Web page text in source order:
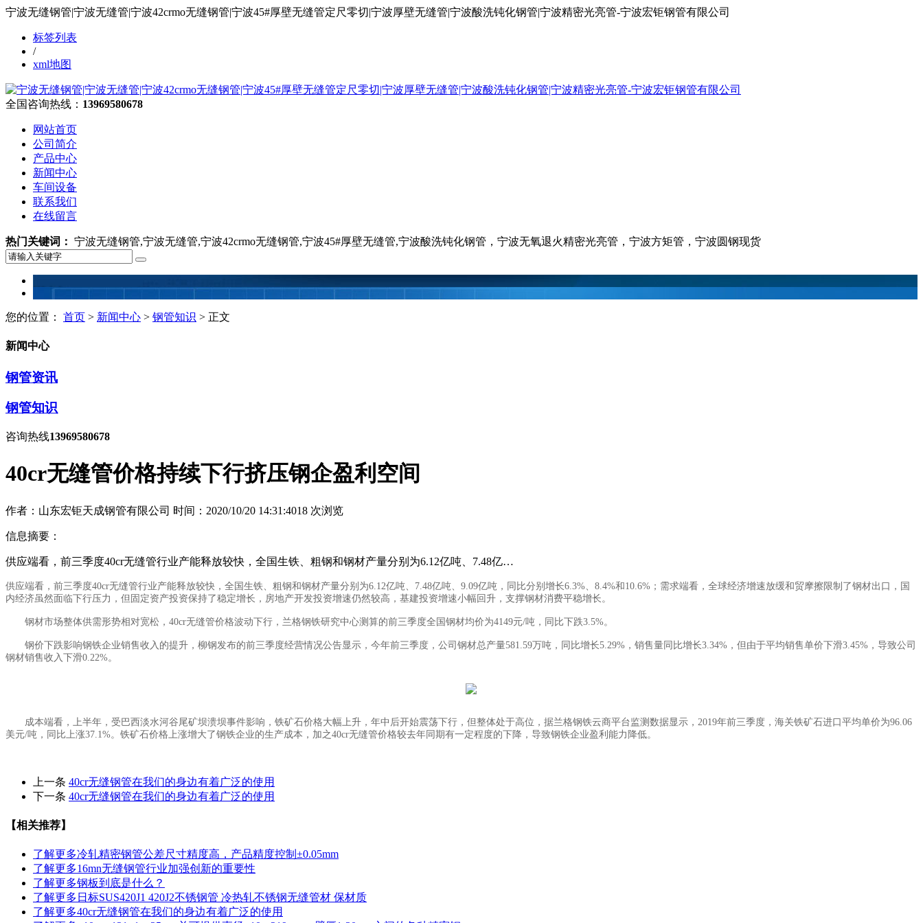
宁波无缝钢管|宁波无缝管|宁波42crmo无缝钢管|宁波45#厚壁无缝管定尺零切|宁波厚壁无缝管|宁波酸洗钝化钢管|宁波精密光亮管-宁波宏钜钢管有限公司
标签列表
/
xml地图
全国咨询热线： 13969580678
网站首页
公司简介
产品中心
新闻中心
车间设备
联系我们
在线留言
热门关键词： 宁波无缝钢管,宁波无缝管,宁波42crmo无缝钢管,宁波45#厚壁无缝管,宁波酸洗钝化钢管，宁波无氧退火精密光亮管，宁波方矩管，宁波圆钢现货
您的位置： 首页 > 新闻中心 > 钢管知识 > 正文
新闻中心
钢管资讯
钢管知识
咨询热线13969580678
40cr无缝管价格持续下行挤压钢企盈利空间
作者：山东宏钜天成钢管有限公司 时间：2020/10/20 14:31:4018 次浏览
信息摘要：
供应端看，前三季度40cr无缝管行业产能释放较快，全国生铁、粗钢和钢材产量分别为6.12亿吨、7.48亿…
供应端看，前三季度40cr无缝管行业产能释放较快，全国生铁、粗钢和钢材产量分别为6.12亿吨、7.48亿吨、9.09亿吨，同比分别增长6.3%、8.4%和10.6%；需求端看，全球经济增速放缓和贸摩擦限制了钢材出口，国
内经济虽然面临下行压力，但固定资产投资保持了稳定增长，房地产开发投资增速仍然较高，基建投资增速小幅回升，支撑钢材消费平稳增长。
钢材市场整体供需形势相对宽松，40cr无缝管价格波动下行，兰格钢铁研究中心测算的前三季度全国钢材均价为4149元/吨，同比下跌3.5%。
钢价下跌影响钢铁企业销售收入的提升，柳钢发布的前三季度经营情况公告显示，今年前三季度，公司钢材总产量581.59万吨，同比增长5.29%，销售量同比增长3.34%，但由于平均销售单价下滑3.45%，导致公司
钢材销售收入下滑0.22%。
成本端看，上半年，受巴西淡水河谷尾矿坝溃坝事件影响，铁矿石价格大幅上升，年中后开始震荡下行，但整体处于高位，据兰格钢铁云商平台监测数据显示，2019年前三季度，海关铁矿石进口平均单价为96.06
美元/吨，同比上涨37.1%。铁矿石价格上涨增大了钢铁企业的生产成本，加之40cr无缝管价格较去年同期有一定程度的下降，导致钢铁企业盈利能力降低。
上一条 40cr无缝钢管在我们的身边有着广泛的使用
下一条 40cr无缝钢管在我们的身边有着广泛的使用
【相关推荐】
了解更多冷轧精密钢管公差尺寸精度高，产品精度控制±0.05mm
了解更多16mn无缝钢管行业加强创新的重要性
了解更多钢板到底是什么？
了解更多 日标SUS420J1 420J2不锈钢管 冷热轧不锈钢无缝管材 保材质
了解更多40cr无缝钢管在我们的身边有着广泛的使用